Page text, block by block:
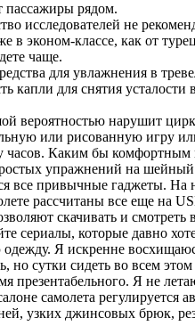
пассажиры рядом.
исследователей не
в эконом-классе, как от
чаще.
для увлажнения в
капли для снятия
вероятностью нарушит
или рисованную игру
часов. Каким бы
упражнений на
все привычные гаджеты.
рассчитаны все еще на
скачивать и
сериалы, которые давно
одежду. Я искренне
но сутки сидеть во всем
презентабельного. Я не
самолета регулируется
узких джинсовых брюк,